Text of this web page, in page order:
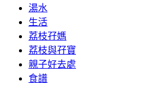
湯水
生活
荔枝孖媽
荔枝與孖寶
親子好去處
食譜